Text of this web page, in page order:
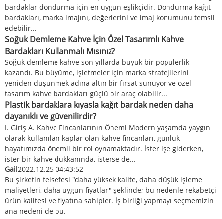
bardaklar dondurma için en uygun eşlikçidir. Dondurma kağıt
bardakları, marka imajını, değerlerini ve imaj konumunu temsil
edebilir...
Soğuk Demleme Kahve İçin Özel Tasarımlı Kahve
Bardakları Kullanmalı Mısınız?
Soğuk demleme kahve son yıllarda büyük bir popülerlik
kazandı. Bu büyüme, işletmeler için marka stratejilerini
yeniden düşünmek adına altın bir fırsat sunuyor ve özel
tasarım kahve bardakları güçlü bir araç olabilir...
Plastik bardaklara kıyasla kağıt bardak neden daha
dayanıklı ve güvenilirdir?
I. Giriş A. Kahve Fincanlarının Önemi Modern yaşamda yaygın
olarak kullanılan kaplar olan kahve fincanları, günlük
hayatımızda önemli bir rol oynamaktadır. İster işe giderken,
ister bir kahve dükkanında, isterse de...
Gail2022.12.25 04:43:52
Bu şirketin felsefesi "daha yüksek kalite, daha düşük işleme
maliyetleri, daha uygun fiyatlar" şeklinde; bu nedenle rekabetçi
ürün kalitesi ve fiyatına sahipler. İş birliği yapmayı seçmemizin
ana nedeni de bu.